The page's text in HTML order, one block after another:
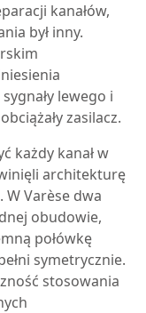
kanałów,
był inny.
lewego i
zasilacz.
każdy kanał w
architekturę
Varèse dwa
obudowie,
połówkę
symetrycznie.
stosowania